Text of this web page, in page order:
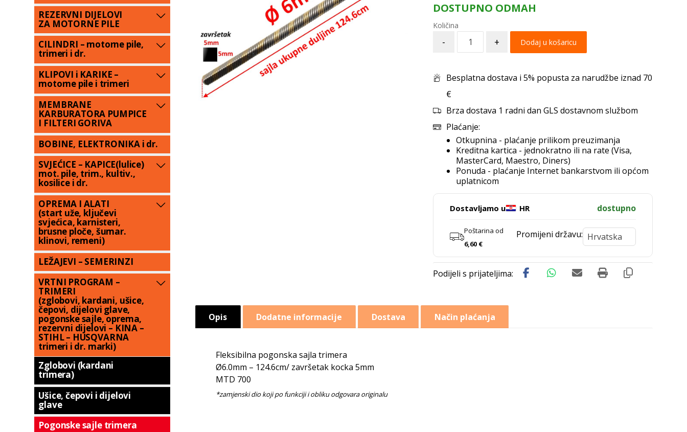
DOSTUPNO ODMAH
- + Dodaj u košaricu
Besplatna dostava i 5% popusta za narudžbe iznad 70
€
Brza dostava 1 radni dan GLS dostavnom službom
Plaćanje:
Otkupnina - plaćanje prilikom preuzimanja
Kreditna kartica - jednokratno ili na rate (Visa,
MasterCard, Maestro, Diners)
Ponuda - plaćanje Internet bankarstvom ili općom
uplatnicom
Dostavljamo u HR dostupno
Poštarina od
6,60 €
Promijeni državu:
Opis Dodatne informacije Dostava Način plaćanja
Fleksibilna pogonska sajla trimera
Ø6.0mm – 124.6cm/ završetak kocka 5mm
MTD 700
REZERVNI DIJELOVI
ZA MOTORNE PILE
CILINDRI – motorne pile,
trimeri i dr.
KLIPOVI i KARIKE –
motorne pile i trimeri
MEMBRANE
KARBURATORA PUMPICE
I FILTERI GORIVA
BOBINE, ELEKTRONIKA i dr.
SVJEĆICE – KAPICE(lulice)
mot. pile, trim., kultiv.,
kosilice i dr.
OPREMA I ALATI
(start uže, ključevi
svjećica, karnisteri,
brusne ploče, šumar.
klinovi, remeni)
LEŽAJEVI – SEMERINZI
VRTNI PROGRAM –
TRIMERI
(zglobovi, kardani, ušice,
čepovi, dijelovi glave,
pogonske sajle, oprema,
rezervni dijelovi – KINA –
STIHL – HUSQVARNA
trimeri i dr. marki)
Zglobovi (kardani
trimera)
Ušice, čepovi i dijelovi
glave
Pogonske sajle trimera